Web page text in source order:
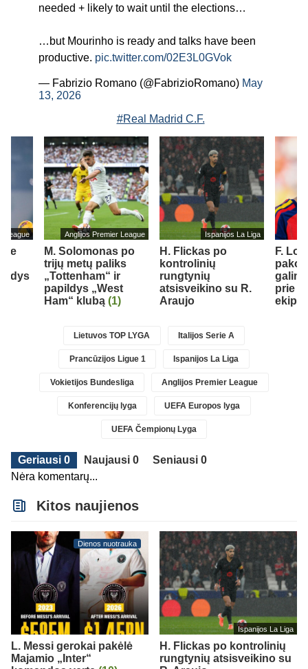
needed + likely to wait until the elections…
…but Mourinho is ready and talks have been
productive. pic.twitter.com/02E3L0GVok
— Fabrizio Romano (@FabrizioRomano) May
13, 2026
#Real Madrid C.F.
League Anglijos Premier League
M. Solomonas po
trijų metų paliks
„Tottenham“ ir
papildys „West
Ham“ klubą (1)
Ispanijos La Liga
H. Flickas po
kontrolinių
rungtynių
atsisveikino su R.
Araujo
F.
prie
Lietuvos TOP LYGA Italijos Serie A
Prancūzijos Ligue 1 Ispanijos La Liga
Vokietijos Bundesliga Anglijos Premier League
Konferencijų lyga UEFA Europos lyga
UEFA Čempionų Lyga
Geriausi 0 Naujausi 0
Seniausi 0
Nėra komentarų...
Kitos naujienos
Dienos nuotrauka
L. Messi gerokai pakėlė
Majamio „Inter“
Ispanijos La Liga
H. Flickas po kontrolinių
rungtynių atsisveikino su